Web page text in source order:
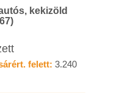
kekizöld
felett: 3.240